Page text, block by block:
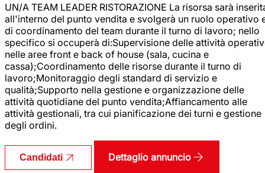
UN/A TEAM LEADER RISTORAZIONE La risorsa sarà
all'interno del punto vendita e svolgerà un ruolo operativo
di coordinamento del team durante il turno di lavoro; nello
specifico si occuperà di:Supervisione delle attività
nelle aree front e back of house (sala, cucina e
cassa);Coordinamento delle risorse durante il turno di
lavoro;Monitoraggio degli standard di servizio e
qualità;Supporto nella gestione e organizzazione delle
attività quotidiane del punto vendita;Affiancamento alle
attività gestionali, tra cui pianificazione dei turni e gestione
degli ordini.
Candidati Dettaglio annuncio